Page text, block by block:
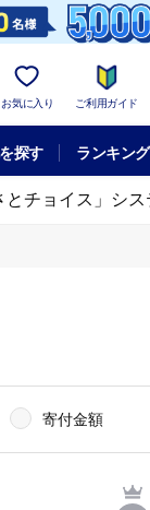
お気に入り ご利用ガイド
探す ランキング
とチョイス」シ
寄付金額